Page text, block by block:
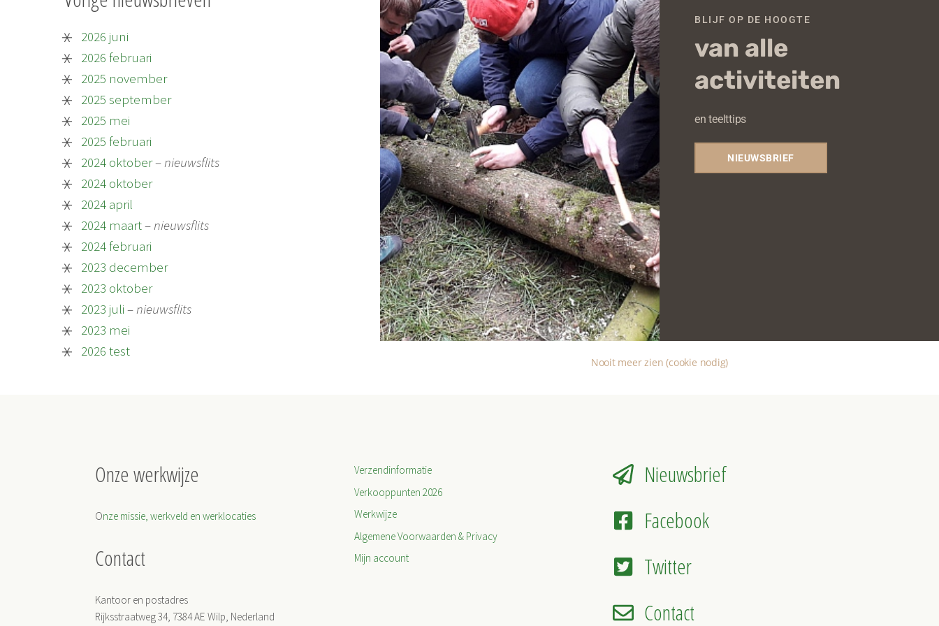
2026 juni
2026 februari
2025 november
2025 september
2025 mei
2025 februari
2024 oktober– nieuwsflits
2024 oktober
2024 april
2024 maart– nieuwsflits
2024 februari
2023 december
2023 oktober
2023 juli – nieuwsflits
2023 mei
2026 test
Onze werkwijze
Onze missie, werkveld en werklocaties
Contact
Kantoor en postadres
Rijksstraatweg 34, 7384 AE Wilp, Nederland
Verzendinformatie
Verkooppunten 2026
Werkwijze
Algemene Voorwaarden & Privacy
Mijn account
Nieuwsbrief
Facebook
Twitter
Contact
BLIJF OP DE HOOGTE
van alle
activiteiten
en teelttips
NIEUWSBRIEF
Nooit meer zien (cookie nodig)